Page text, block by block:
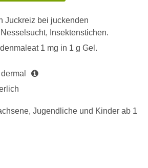
Juckreiz bei juckenden
Insektenstichen.
1 mg in 1 g Gel.
Jugendliche und Kinder ab 1